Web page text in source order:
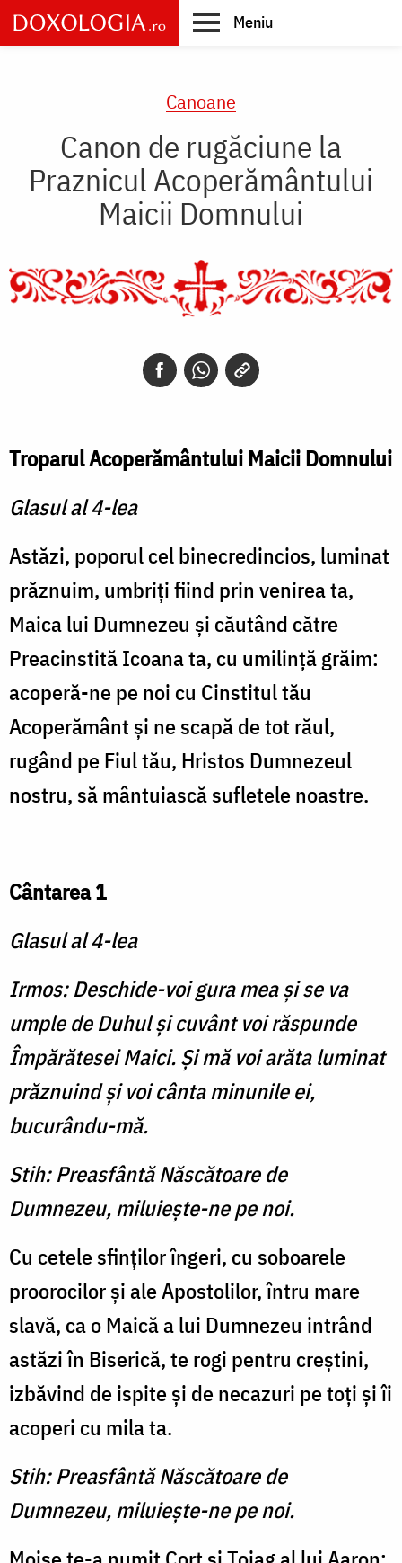
Skip
to
main
Meniu
Canoane
Canon de rugăciune la
Praznicul Acoperământului
Maicii Domnului
Troparul Acoperământului Maicii Domnului
Glasul al 4-lea
Astăzi, poporul cel binecredincios, luminat
prăznuim, umbriţi fiind prin venirea ta,
Maica lui Dumnezeu şi cău­tând către
Preacinstită Icoana ta, cu umilinţă grăim:
acoperă-ne pe noi cu Cinstitul tău
Acoperă­mânt şi ne scapă de tot răul,
rugând pe Fiul tău, Hristos Dumnezeul
nostru, să mântu­iască sufletele noastre.
Cântarea 1
Glasul al 4-lea
Irmos: Deschide-voi gura mea şi se va
umple de Duhul şi cuvânt voi răspunde
Împără­tesei Maici. Şi mă voi arăta luminat
prăznuind şi voi cânta minunile ei,
bucurându-mă.
Stih: Preasfântă Născătoare de
Dumnezeu, miluieşte-ne pe noi.
Cu cetele sfinţilor îngeri, cu soboarele
proorocilor şi ale Apostolilor, întru mare
slavă, ca o Maică a lui Dumnezeu in­trând
astăzi în Biserică, te rogi pentru creştini,
izbăvind de is­pite şi de necazuri pe toţi şi îi
acoperi cu mila ta.
Stih: Preasfântă Născătoare de
Dumnezeu, miluieşte-ne pe noi.